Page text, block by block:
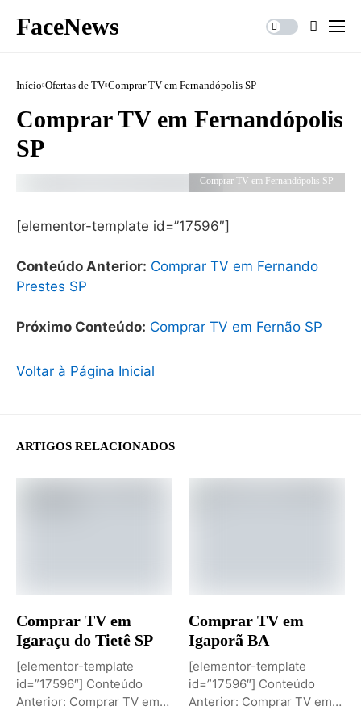
FaceNews
Início Ofertas de TV Comprar TV em Fernandópolis SP
Comprar TV em Fernandópolis
SP
Comprar TV em Fernandópolis SP
[elementor-template id=”17596″]
Conteúdo Anterior: Comprar TV em Fernando
Prestes SP
Próximo Conteúdo: Comprar TV em Fernão SP
Voltar à Página Inicial
ARTIGOS RELACIONADOS
Comprar TV em
Igaraçu do Tietê SP
[elementor-template
id=”17596″] Conteúdo
Anterior: Comprar TV em
Comprar TV em
Igaporã BA
[elementor-template
id=”17596″] Conteúdo
Anterior: Comprar TV em